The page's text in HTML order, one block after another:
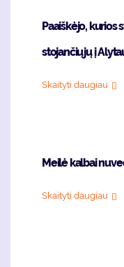
Paaiškėjo, kurios
stojančiųjų į
Skaityti daugiau
Meilė kalbai
Skaityti daugiau